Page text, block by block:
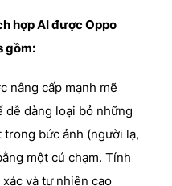
hợp AI được Oppo
gồm:
nâng cấp mạnh mẽ
dễ dàng loại bỏ những
bức ảnh (người lạ,
một cú chạm. Tính
và tự nhiên cao